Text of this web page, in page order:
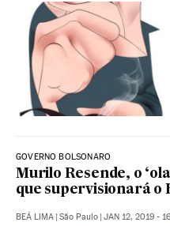
GOVERNO BOLSONARO
Murilo Resende, o
que supervisionará o
BEÁ LIMA | São Paulo | JAN 12, 2019 -